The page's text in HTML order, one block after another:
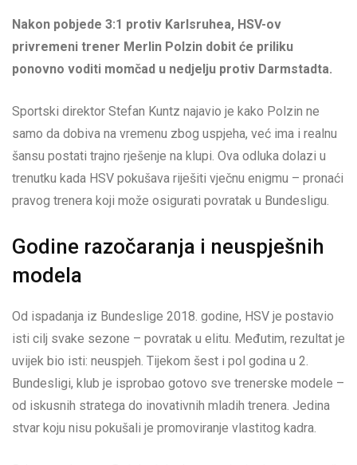
Nakon pobjede 3:1 protiv Karlsruhea, HSV-ov
privremeni trener Merlin Polzin dobit će priliku
ponovno voditi momčad u nedjelju protiv Darmstadta.
Sportski direktor Stefan Kuntz najavio je kako Polzin ne
samo da dobiva na vremenu zbog uspjeha, već ima i realnu
šansu postati trajno rješenje na klupi. Ova odluka dolazi u
trenutku kada HSV pokušava riješiti vječnu enigmu – pronaći
pravog trenera koji može osigurati povratak u Bundesligu.
Godine razočaranja i neuspješnih
modela
Od ispadanja iz Bundeslige 2018. godine, HSV je postavio
isti cilj svake sezone – povratak u elitu. Međutim, rezultat je
uvijek bio isti: neuspjeh. Tijekom šest i pol godina u 2.
Bundesligi, klub je isprobao gotovo sve trenerske modele –
od iskusnih stratega do inovativnih mladih trenera. Jedina
stvar koju nisu pokušali je promoviranje vlastitog kadra.